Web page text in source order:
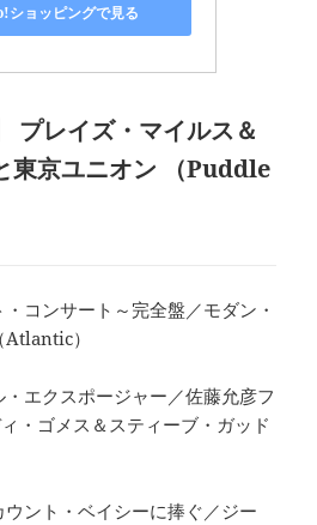
ショッピングで見る
プレイズ・マイルス＆
東京ユニオン （Puddle
・コンサート～完全盤／モダン・
）
・エクスポージャー／佐藤允彦フ
・ゴメス＆スティーブ・ガッド
ウント・ベイシーに捧ぐ／ジー